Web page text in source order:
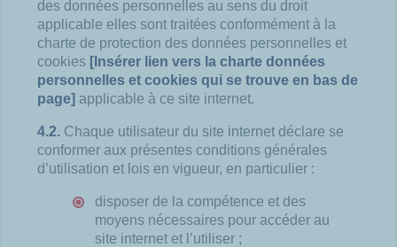
des données personnelles au sens du droit
applicable elles sont traitées conformément à la
charte de protection des données personnelles et
cookies [Insérer lien vers la charte données
personnelles et cookies qui se trouve en bas de
page] applicable à ce site internet.
4.2. Chaque utilisateur du site internet déclare se
conformer aux présentes conditions générales
d’utilisation et lois en vigueur, en particulier :
disposer de la compétence et des
moyens nécessaires pour accéder au
site internet et l’utiliser ;